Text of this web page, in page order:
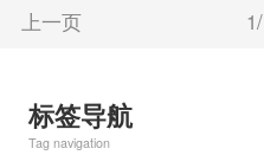
上一页
标签导航
Tag navigation